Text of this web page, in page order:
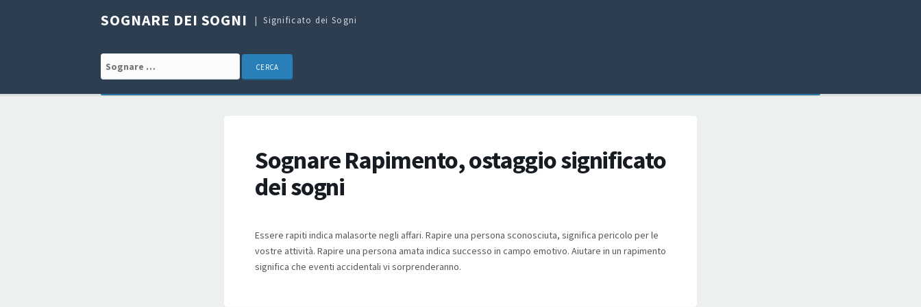
SOGNARE DEI SOGNI Significato dei Sogni
Search for:
Sognare Rapimento, ostaggio significato
dei sogni
Essere rapiti indica malasorte negli affari. Rapire una persona sconosciuta, significa pericolo per le
vostre attività. Rapire una persona amata indica successo in campo emotivo. Aiutare in un rapimento
significa che eventi accidentali vi sorprenderanno.